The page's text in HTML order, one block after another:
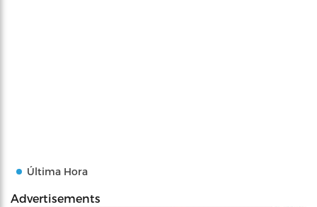
Última Hora
Advertisements